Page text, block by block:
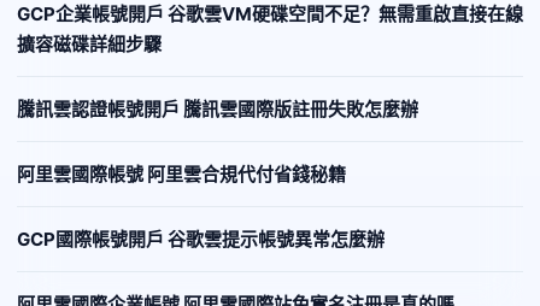
GCP企業帳號開戶 谷歌雲VM硬碟空間不足？無需重啟直接在線
擴容磁碟詳細步驟
騰訊雲認證帳號開戶 騰訊雲國際版註冊失敗怎麼辦
阿里雲國際帳號 阿里雲合規代付省錢秘籍
GCP國際帳號開戶 谷歌雲提示帳號異常怎麼辦